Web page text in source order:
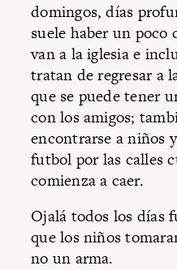
domingos, días
suele haber un poco
van a la iglesia e
tratan de regresar a
que se puede tener
con los amigos;
encontrarse a niños
futbol por las calles
comienza a caer.
Ojalá todos los días
que los niños
no un arma.